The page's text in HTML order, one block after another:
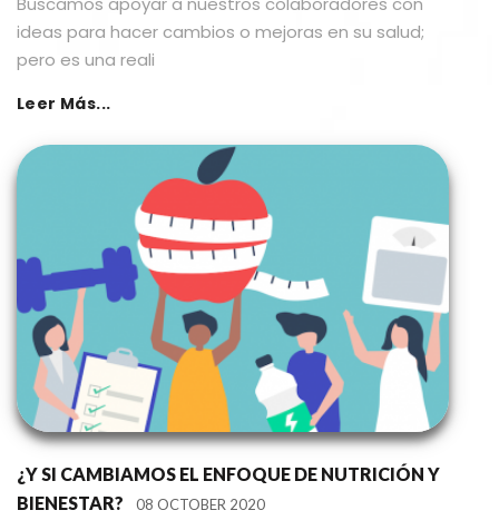
ideas para hacer cambios o mejoras en su salud;
pero es una reali
Leer Más...
¿Y SI CAMBIAMOS EL ENFOQUE DE NUTRICIÓN Y
BIENESTAR?
08 OCTOBER 2020